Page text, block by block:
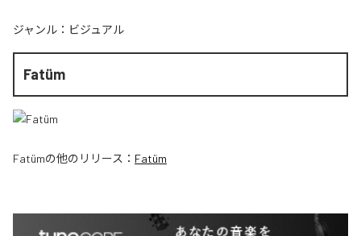
ジャンル： ビジュアル
Fatüm
Fatümの他のリリース： Fatüm